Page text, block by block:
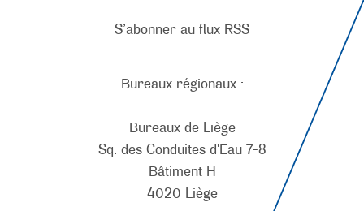
S’abonner au flux RSS
Bureaux régionaux :
Bureaux de Liège
Sq. des Conduites d'Eau 7-8
Bâtiment H
4020 Liège